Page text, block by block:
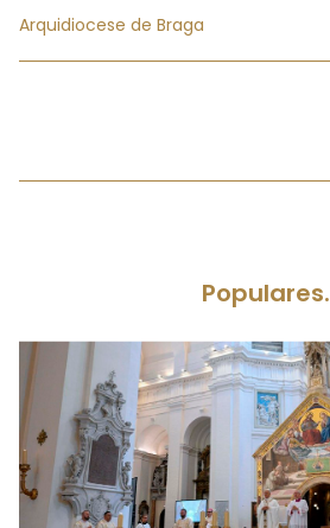
Arquidiocese de Braga
Populares.